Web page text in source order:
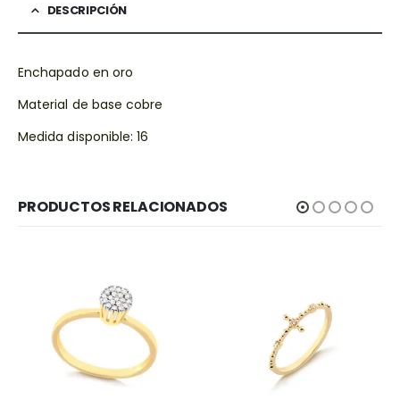
DESCRIPCIÓN
Enchapado en oro
Material de base cobre
Medida disponible: 16
PRODUCTOS RELACIONADOS